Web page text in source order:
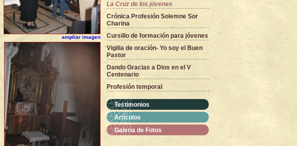
ampliar imagen
La Cruz de los jóvenes
Crónica Profesión Solemne Sor
Charina
Cursillo de formación para jóvenes
Vigilia de oración- Yo soy el Buen
Pastor
Dando Gracias a Dios en el V
Centenario
Profesión temporal
Testimonios
Artículos
Galeria de Fotos